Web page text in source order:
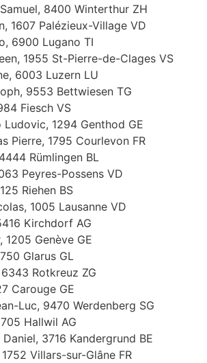
8400 Winterthur ZH
1607 Palézieux-Village VD
6900 Lugano TI
1955 St-Pierre-de-Clages VS
6003 Luzern LU
9553 Bettwiesen TG
Fiesch VS
1294 Genthod GE
Pierre, 1795 Courlevon FR
Rümlingen BL
Peyres-Possens VD
Riehen BS
1005 Lausanne VD
Kirchdorf AG
1205 Genève GE
Glarus GL
Rotkreuz ZG
Carouge GE
Luc, 9470 Werdenberg SG
Hallwil AG
3716 Kandergrund BE
Villars-sur-Glâne FR